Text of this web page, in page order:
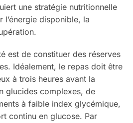
une stratégie nutritionnelle
l’énergie disponible, la
est de constituer des réserves
Idéalement, le repas doit être
à trois heures avant la
glucides complexes, de
à faible index glycémique,
continu en glucose. Par